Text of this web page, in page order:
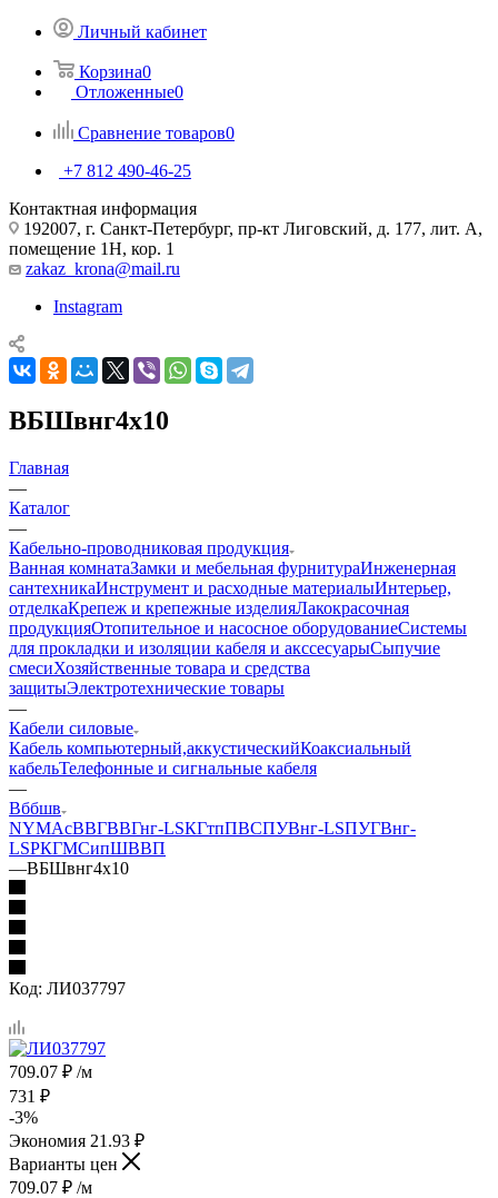
Личный кабинет
Корзина0
Отложенные0
Сравнение товаров0
+7 812 490-46-25
Контактная информация
192007, г. Санкт-Петербург, пр-кт Лиговский, д. 177, лит. А,
помещение 1Н, кор. 1
zakaz_krona@mail.ru
Instagram
ВБШвнг4х10
Главная
—
Каталог
—
Кабельно-проводниковая продукция
Ванная комнатаЗамки и мебельная фурнитураИнженерная
сантехникаИнструмент и расходные материалыИнтерьер,
отделкаКрепеж и крепежные изделияЛакокрасочная
продукцияОтопительное и насосное оборудованиеСистемы
для прокладки и изоляции кабеля и акссесуарыСыпучие
смесиХозяйственные товара и средства
защитыЭлектротехнические товары
—
Кабели силовые
Кабель компьютерный,аккустическийКоаксиальный
кабельТелефонные и сигнальные кабеля
—
Вббшв
NYMАсВВГВВГнг-LSКГтпПВСПУВнг-LSПУГВнг-
LSРКГМСипШВВП
—ВБШвнг4х10
Код: ЛИ037797
709.07 ₽ /м
731 ₽
-3%
Экономия 21.93 ₽
Варианты цен
709.07 ₽ /м